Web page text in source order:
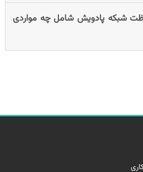
شبکه پادویش شامل چه مواردی